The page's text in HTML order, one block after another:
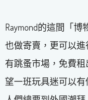
Raymond的這間「
也做寄賣，更可以
有跳蚤市場，免費
望一班玩具迷可以